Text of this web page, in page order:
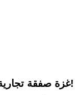
غزة صفقة تجارية!